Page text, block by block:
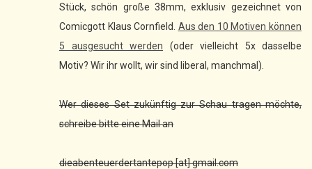
Stück, schön große 38mm, exklusiv gezeichnet von
Comicgott Klaus Cornfield. Aus den 10 Motiven können
5 ausgesucht werden (oder vielleicht 5x dasselbe
Motiv? Wir ihr wollt, wir sind liberal, manchmal).
Wer dieses Set zukünftig zur Schau tragen möchte,
schreibe bitte eine Mail an
dieabenteuerdertantepop [at] gmail.com